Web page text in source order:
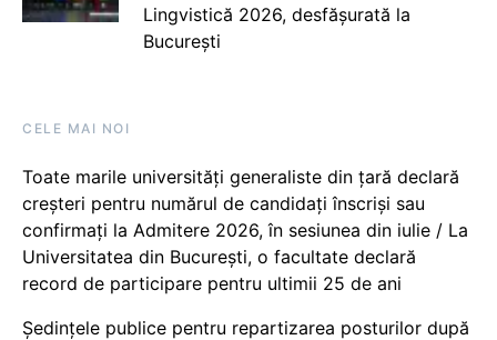
Lingvistică 2026, desfășurată la
București
CELE MAI NOI
Toate marile universități generaliste din țară declară
creșteri pentru numărul de candidați înscriși sau
confirmați la Admitere 2026, în sesiunea din iulie / La
Universitatea din București, o facultate declară
record de participare pentru ultimii 25 de ani
Ședințele publice pentru repartizarea posturilor după